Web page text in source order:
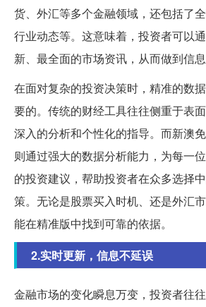
货、外汇等多个金融领域，还包括了全
行业动态等。这意味着，投资者可以
新、最全面的市场资讯，从而做到信息
在面对复杂的投资决策时，精准的数
要的。传统的财经工具往往侧重于表
深入的分析和个性化的指导。而新澳
则通过强大的数据分析能力，为每一
的投资建议，帮助投资者在众多选择
策。无论是股票买入时机、还是外汇
能在精准版中找到可靠的依据。
2.实时更新，信息不延误
金融市场的变化瞬息万变，投资者往